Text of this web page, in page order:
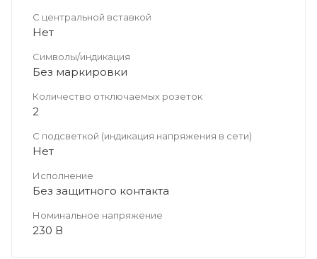
С центральной вставкой
Нет
Символы/индикация
Без маркировки
Количество отключаемых розеток
2
С подсветкой (индикация напряжения в сети)
Нет
Исполнение
Без защитного контакта
Номинальное напряжение
230 В